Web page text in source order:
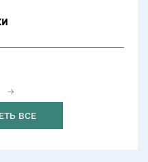
→
все